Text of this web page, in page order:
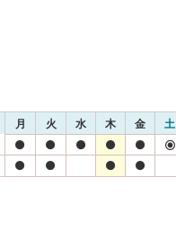
月 火 水 木 金 土